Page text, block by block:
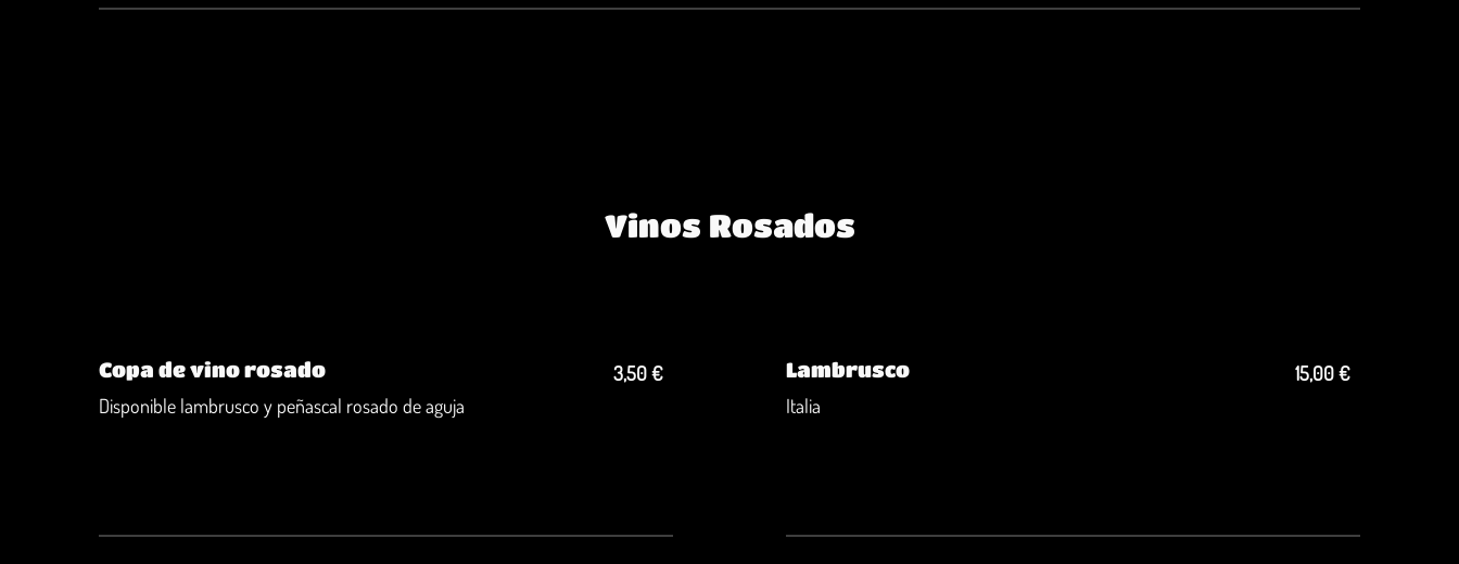
Vinos Rosados
Copa de vino rosado
Disponible lambrusco y peñascal rosado de aguja
3,50 € Lambrusco
Italia
15,00 €